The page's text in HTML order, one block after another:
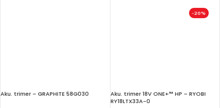
Aku. trimer – GRAPHITE 58G030
-20%
Aku. trimer 18V ONE+™ HP – RYOBI
RY18LTX33A-0